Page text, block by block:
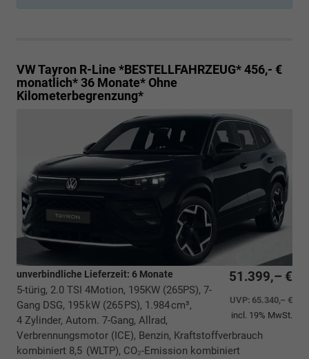
VW Tayron R-Line *BESTELLFAHRZEUG* 456,- €
monatlich* 36 Monate* Ohne
Kilometerbegrenzung*
51.399,– €
UVP: 65.340,– €
incl. 19% MwSt.
unverbindliche Lieferzeit: 6 Monate
5-türig, 2.0 TSI 4Motion, 195KW (265PS), 7-
Gang DSG, 195 kW (265 PS), 1.984 cm³,
4 Zylinder, Autom. 7-Gang, Allrad,
Verbrennungsmotor (ICE), Benzin, Kraftstoffverbrauch
kombiniert 8,5 (WLTP), CO₂-Emission kombiniert